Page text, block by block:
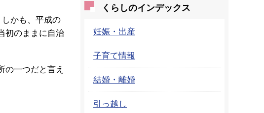
かも、平成の
初のままに自治
一つだと言え
くらしのインデックス
妊娠・出産
子育て情報
結婚・離婚
引っ越し